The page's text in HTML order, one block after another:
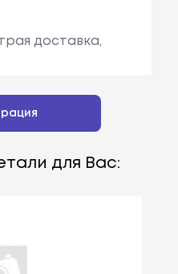
доставка,
для Вас: